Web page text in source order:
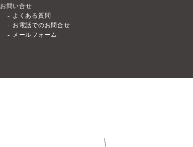
お問い合せ
よくある質問
お電話でのお問合せ
メールフォーム